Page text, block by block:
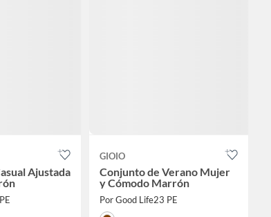
Ajustada
GIOIO
Conjunto de Verano Mujer
y Cómodo Marrón
Por Good Life23 PE